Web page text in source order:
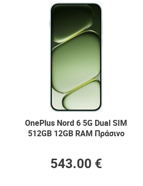
OnePlus Nord 6 5G Dual SIM
512GB 12GB RAM Πράσινο
543.00 €